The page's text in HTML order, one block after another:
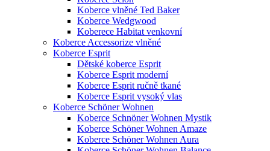
Koberce vlněné Ted Baker
Koberce Wedgwood
Koberece Habitat venkovní
Koberce Accessorize vlněné
Koberce Esprit
Dětské koberce Esprit
Koberce Esprit moderní
Koberce Esprit ručně tkané
Koberce Esprit vysoký vlas
Koberce Schöner Wohnen
Koberce Schnöner Wohnen Mystik
Koberce Schöner Wohnen Amaze
Koberce Schöner Wohnen Aura